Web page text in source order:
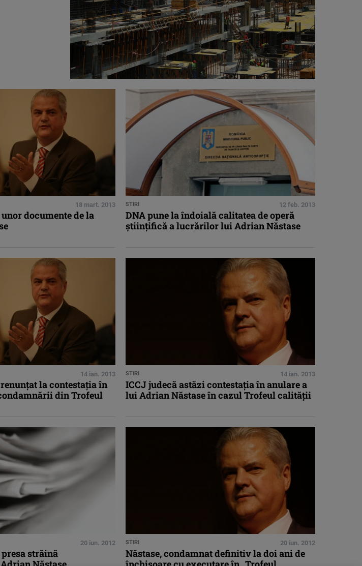
18 mart. 2013
documente de la
STIRI 12 feb. 2013
DNA pune la îndoială calitatea de operă
ştiinţifică a lucrărilor lui Adrian Năstase
14 ian. 2013
la contestaţia în
din Trofeul
STIRI 14 ian. 2013
ICCJ judecă astăzi contestaţia în anulare a
lui Adrian Năstase în cazul Trofeul calităţii
20 iun. 2012
străină
STIRI 20 iun. 2012
Năstase, condamnat definitiv la doi ani de